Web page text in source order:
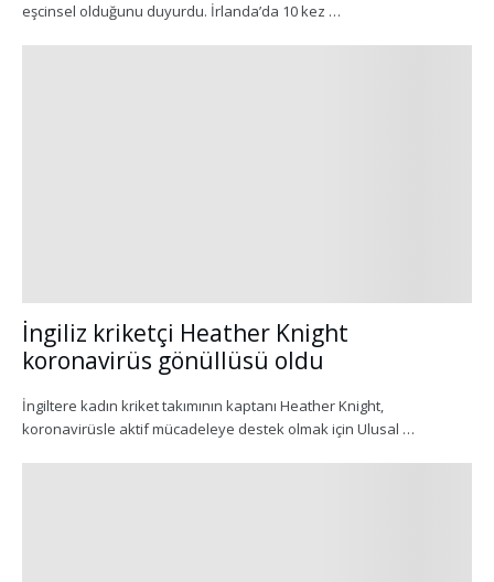
eşcinsel olduğunu duyurdu. İrlanda’da 10 kez …
İngiliz kriketçi Heather Knight
koronavirüs gönüllüsü oldu
İngiltere kadın kriket takımının kaptanı Heather Knight,
koronavirüsle aktif mücadeleye destek olmak için Ulusal …